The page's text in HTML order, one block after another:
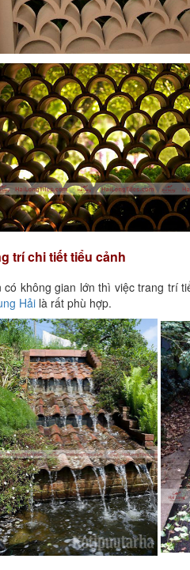
trí chi tiết tiểu cảnh
không gian lớn thì việc trang trí
Hải là rất phù hợp.